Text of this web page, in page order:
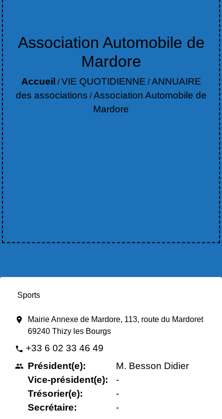
Association Automobile de
Mardore
Accueil /VIE QUOTIDIENNE /ANNUAIRE
des associations /Association Automobile de
Mardore
Sports
location_on
Mairie Annexe de Mardore, 113, route du Mardoret
69240 Thizy les Bourgs
phone +33 6 02 33 46 49
people Président(e):
Vice-président(e):
Trésorier(e):
Secrétaire:
M. Besson Didier
-
-
-